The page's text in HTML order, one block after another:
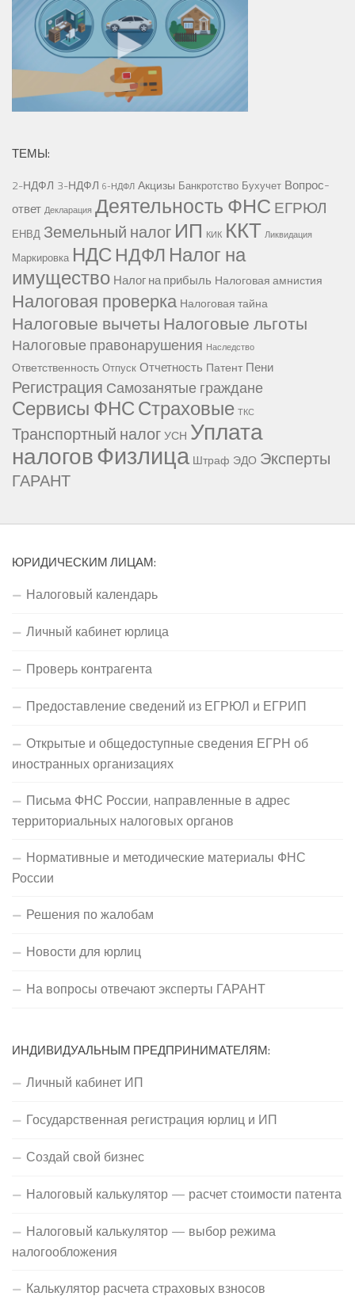
ТЕМЫ:
2-НДФЛ 3-НДФЛ 6-НДФЛ Акцизы Банкротство Бухучет Вопрос-
ответ Декларация Деятельность ФНС ЕГРЮЛ
ЕНВД Земельный налог ИП КИК ККТ Ликвидация
Маркировка НДС НДФЛ Налог на
имущество Налог на прибыль Налоговая амнистия
Налоговая проверка Налоговая тайна
Налоговые вычетыНалоговые льготы
Налоговые правонарушения Наследство
Ответственность Отпуск Отчетность Патент Пени
Регистрация Самозанятые граждане
Сервисы ФНССтраховые ТКС
Транспортный налогУСН Уплата
налоговФизлица Штраф ЭДО Эксперты
ГАРАНТ
ЮРИДИЧЕСКИМ ЛИЦАМ:
Налоговый календарь
Личный кабинет юрлица
Проверь контрагента
Предоставление сведений из ЕГРЮЛ и ЕГРИП
Открытые и общедоступные сведения ЕГРН об
иностранных организациях
Письма ФНС России, направленные в адрес
территориальных налоговых органов
Нормативные и методические материалы ФНС
России
Решения по жалобам
Новости для юрлиц
На вопросы отвечают эксперты ГАРАНТ
ИНДИВИДУАЛЬНЫМ ПРЕДПРИНИМАТЕЛЯМ:
Личный кабинет ИП
Государственная регистрация юрлиц и ИП
Создай свой бизнес
Налоговый калькулятор — расчет стоимости патента
Налоговый калькулятор — выбор режима
налогообложения
Калькулятор расчета страховых взносов